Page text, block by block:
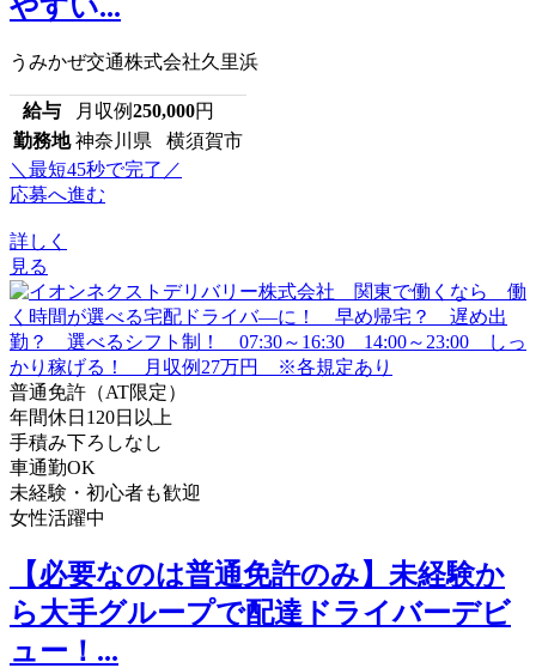
やすい...
うみかぜ交通株式会社久里浜
給与 月収例250,000円
勤務地 神奈川県 横須賀市
＼最短45秒で完了／
応募へ進む
詳しく
見る
普通免許（AT限定）
年間休日120日以上
手積み下ろしなし
車通勤OK
未経験・初心者も歓迎
女性活躍中
【必要なのは普通免許のみ】未経験か
ら大手グループで配達ドライバーデビ
ュー！...